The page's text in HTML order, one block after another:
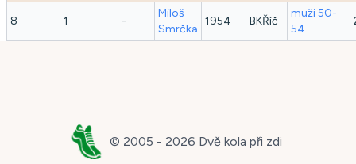
8 1 -
Miloš
Smrčka
1954 BKŘíč
muži 50-
54
© 2005 - 2026 Dvě kola při zdi